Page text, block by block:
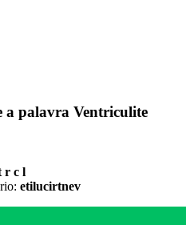
a palavra Ventriculite
r c l
etilucirtnev